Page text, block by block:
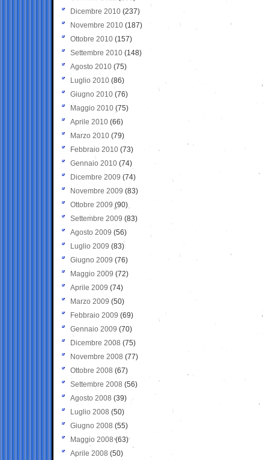
Dicembre 2010 (237)
Novembre 2010 (187)
Ottobre 2010 (157)
Settembre 2010 (148)
Agosto 2010 (75)
Luglio 2010 (86)
Giugno 2010 (76)
Maggio 2010 (75)
Aprile 2010 (66)
Marzo 2010 (79)
Febbraio 2010 (73)
Gennaio 2010 (74)
Dicembre 2009 (74)
Novembre 2009 (83)
Ottobre 2009 (90)
Settembre 2009 (83)
Agosto 2009 (56)
Luglio 2009 (83)
Giugno 2009 (76)
Maggio 2009 (72)
Aprile 2009 (74)
Marzo 2009 (50)
Febbraio 2009 (69)
Gennaio 2009 (70)
Dicembre 2008 (75)
Novembre 2008 (77)
Ottobre 2008 (67)
Settembre 2008 (56)
Agosto 2008 (39)
Luglio 2008 (50)
Giugno 2008 (55)
Maggio 2008(63)
Aprile 2008 (50)